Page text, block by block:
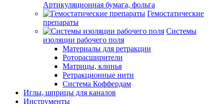
Артикуляционная бумага, фольга
Гемостатические
препараты
Системы
изоляции рабочего поля
Материалы для ретракции
Роторасширители
Матрицы, клинья
Ретракционные нити
Система Коффердам
Иглы, шприцы для каналов
Инструменты